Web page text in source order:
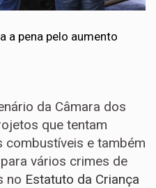
a pena pelo aumento
da Câmara dos
que tentam
combustíveis e também
vários crimes de
no Estatuto da Criança